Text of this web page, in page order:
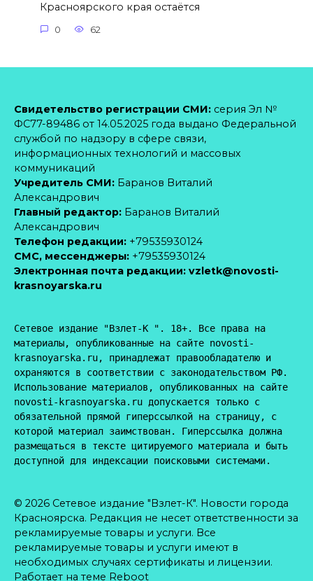
Красноярского края остаётся
0 62
Свидетельство регистрации СМИ: серия Эл №
ФС77-89486 от 14.05.2025 года выдано Федеральной
службой по надзору в сфере связи,
информационных технологий и массовых
коммуникаций
Учредитель СМИ: Баранов Виталий
Александрович
Главный редактор: Баранов Виталий
Александрович
Телефон редакции: +79535930124
CМС, мессенджеры: +79535930124
Электронная почта редакции: vzletk@novosti-
krasnoyarska.ru
Сетевое издание "Взлет-К ". 18+. Все права на
материалы, опубликованные на сайте novosti-
krasnoyarska.ru, принадлежат правообладателю и
охраняются в соответствии с законодательством РФ.
Использование материалов, опубликованных на сайте
novosti-krasnoyarska.ru допускается только с
обязательной прямой гиперссылкой на страницу, с
которой материал заимствован. Гиперссылка должна
размещаться в тексте цитируемого материала и быть
доступной для индексации поисковыми системами.
© 2026 Сетевое издание "Взлет-К". Новости города
Красноярска. Редакция не несет ответственности за
рекламируемые товары и услуги. Все
рекламируемые товары и услуги имеют в
необходимых случаях сертификаты и лицензии.
Работает на теме Reboot